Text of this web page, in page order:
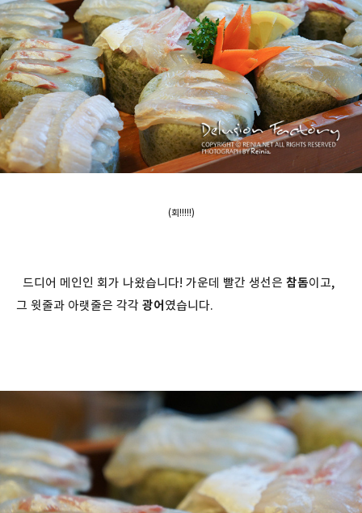
(회!!!!!)
드디어 메인인 회가 나왔습니다! 가운데 빨간 생선은 참돔이고,
그 윗줄과 아랫줄은 각각 광어였습니다.